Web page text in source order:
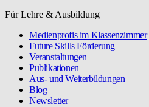
Für Lehre & Ausbildung
Medienprofis im Klassenzimmer
Future Skills Förderung
Veranstaltungen
Publikationen
Aus- und Weiterbildungen
Blog
Newsletter